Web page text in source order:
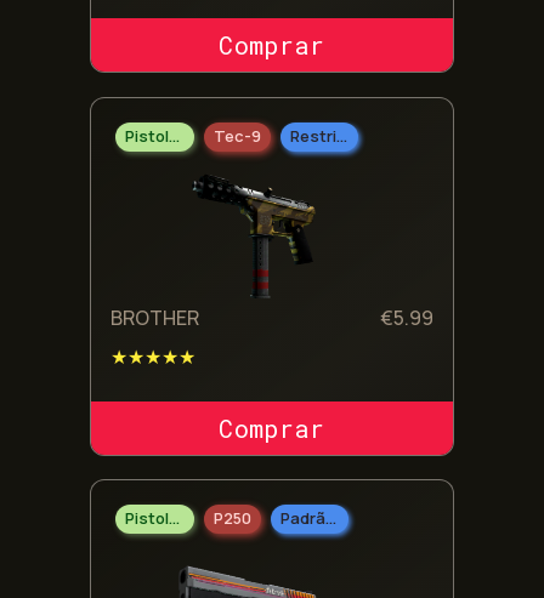
COMPRAR SKIN
Pistolas Tec-9 Restrito
BROTHER €5.99
★★★★★
COMPRAR SKIN
Pistolas P250 Padrão Militar